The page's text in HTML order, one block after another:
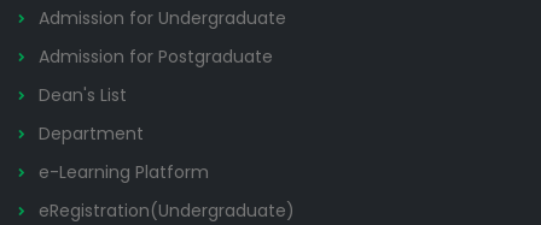
Admission for Undergraduate
Admission for Postgraduate
Dean's List
Department
e-Learning Platform
eRegistration(Undergraduate)